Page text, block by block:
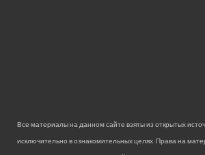
Все материалы на данном сайте взяты из открытых
исключительно в ознакомительных целях. Права на